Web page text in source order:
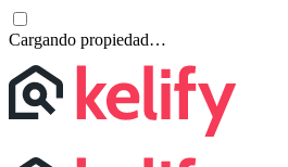
Cargando propiedad…